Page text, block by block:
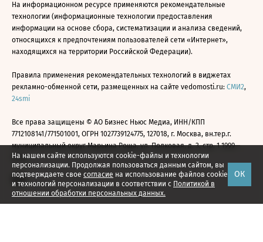
На нашем сайте используются cookie-файлы и технологии
персонализации. Продолжая пользоваться данным сайтом, вы
подтверждаете свое согласие на использование файлов cookie
и технологий персонализации в соответствии с Политикой в
отношении обработки персональных данных.
ОК
На информационном ресурсе применяются рекомендательные
технологии (информационные технологии предоставления
информации на основе сбора, систематизации и анализа сведений,
относящихся к предпочтениям пользователей сети «Интернет»,
находящихся на территории Российской Федерации).
Правила применения рекомендательных технологий в виджетах
рекламно-обменной сети, размещенных на сайте vedomosti.ru: СМИ2,
24smi
Все права защищены © АО Бизнес Ньюс Медиа, ИНН/КПП
7712108141/771501001, ОГРН 1027739124775, 127018, г. Москва, вн.тер.г.
муниципальный округ Марьина Роща, ул. Полковая, д. 3, стр. 1 1999—
2026